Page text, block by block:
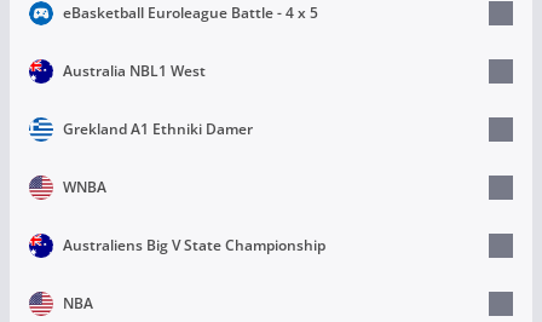
eBasketball Euroleague Battle - 4 x 5
Australia NBL1 West
Grekland A1 Ethniki Damer
WNBA
Australiens Big V State Championship
NBA